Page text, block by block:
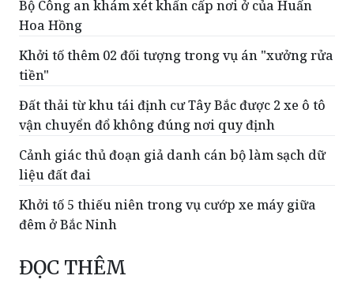
Khởi tố thêm 02 đối tượng trong vụ án "xưởng rửa
tiền"
Đất thải từ khu tái định cư Tây Bắc được 2 xe ô tô
vận chuyển đổ không đúng nơi quy định
Cảnh giác thủ đoạn giả danh cán bộ làm sạch dữ
liệu đất đai
Khởi tố 5 thiếu niên trong vụ cướp xe máy giữa
đêm ở Bắc Ninh
ĐỌC THÊM
Đăng tin sai về Dự án Trục đại lộ cảnh quan